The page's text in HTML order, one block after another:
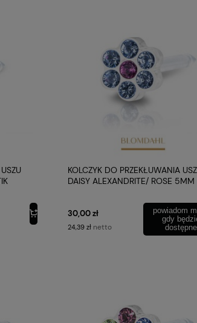
KOLCZYK DO PRZEKŁUWANIA
DAISY ALEXANDRITE/ ROSE 5MM
30,00 zł
24,39 zł netto
powiadom
gdy
dostępne